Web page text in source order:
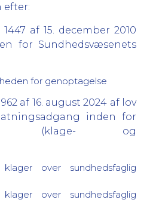
efter:
af 15. december 2010
for Sundhedsvæsenets
for genoptagelse
af 16. august 2024 af lov
inden for
(klage- og
over sundhedsfaglig
over sundhedsfaglig